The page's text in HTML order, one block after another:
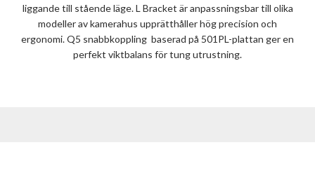
liggande till stående läge. L Bracket är anpassningsbar till olika
modeller av kamerahus upprätthåller hög precision och
ergonomi. Q5 snabbkoppling baserad på 501PL-plattan ger en
perfekt viktbalans för tung utrustning.